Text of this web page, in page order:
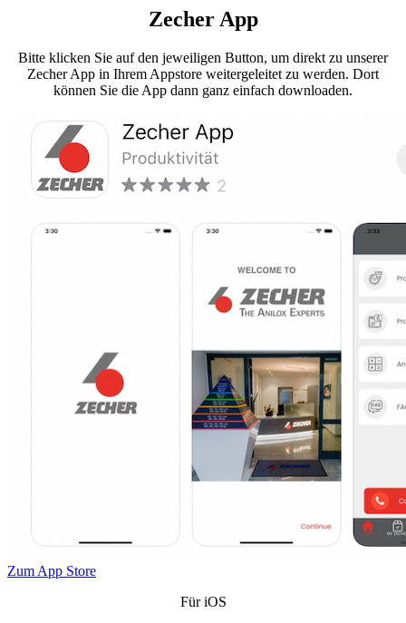
Zecher App
Bitte klicken Sie auf den jeweiligen Button, um direkt zu unserer
Zecher App in Ihrem Appstore weitergeleitet zu werden. Dort
können Sie die App dann ganz einfach downloaden.
Zum App Store
Für iOS